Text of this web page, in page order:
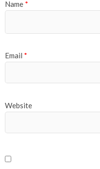
Name *
Email *
Website